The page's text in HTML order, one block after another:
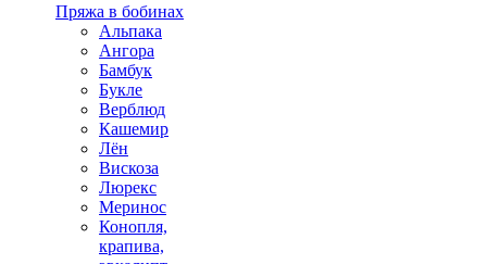
Пряжа в бобинах
Альпака
Ангора
Бамбук
Букле
Верблюд
Кашемир
Лён
Вискоза
Люрекс
Меринос
Конопля,
крапива,